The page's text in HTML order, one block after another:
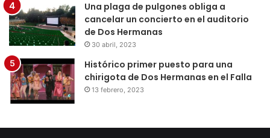
Una plaga de pulgones obliga a
cancelar un concierto en el auditorio
de Dos Hermanas
30 abril, 2023
Histórico primer puesto para una
chirigota de Dos Hermanas en el Falla
13 febrero, 2023